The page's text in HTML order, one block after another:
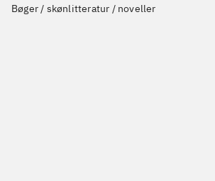
Bøger / skønlitteratur / noveller